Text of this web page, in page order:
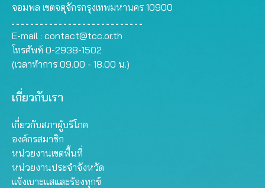
จอมพล เขตจตุจักรกรุงเทพมหานคร 10900
E-mail : contact@tcc.or.th
โทรศัพท์ 0-2938-1502
(เวลาทำการ 09.00 - 18.00 น.)
เกี่ยวกับเรา
เกี่ยวกับสภาผู้บริโภค
องค์กรสมาชิก
หน่วยงานเขตพื้นที่
หน่วยงานประจำจังหวัด
แจ้งเบาะแสและร้องทุกข์